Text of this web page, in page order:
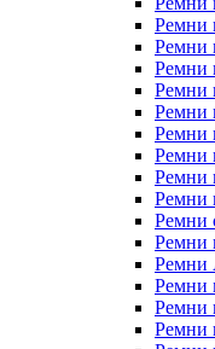
Ремни
Ремни
Ремни
Ремни
Ремни
Ремни
Ремни
Ремни
Ремни
Ремни
Ремни
Ремни
Ремни
Ремни
Ремни